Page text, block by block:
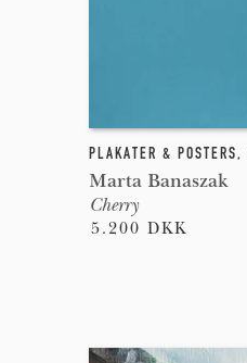
PLAKATER & POSTERS,
Marta Banaszak
Cherry
5.200 DKK